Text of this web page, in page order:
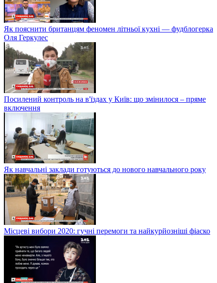
Як пояснити британцям феномен літньої кухні — фудблогерка
Оля Геркулес
Посилений контроль на в'їздах у Київ: що змінилося – пряме
включення
Як навчальні заклади готуються до нового навчального року
Місцеві вибори 2020: гучні перемоги та найкурйозніші фіаско